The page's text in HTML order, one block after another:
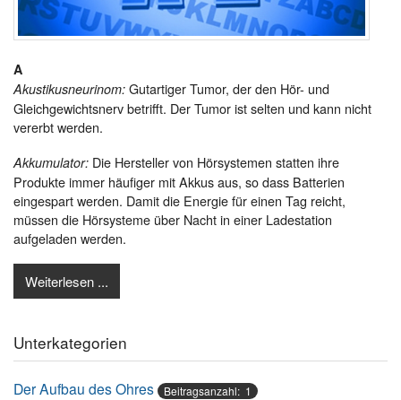
A
Akustikusneurinom: Gutartiger Tumor, der den Hör- und
Gleichgewichtsnerv betrifft. Der Tumor ist selten und kann nicht
vererbt werden.
Akkumulator: Die Hersteller von Hörsystemen statten ihre
Produkte immer häufiger mit Akkus aus, so dass Batterien
eingespart werden. Damit die Energie für einen Tag reicht,
müssen die Hörsysteme über Nacht in einer Ladestation
aufgeladen werden.
Weiterlesen ...
Unterkategorien
Der Aufbau des Ohres Beitragsanzahl: 1